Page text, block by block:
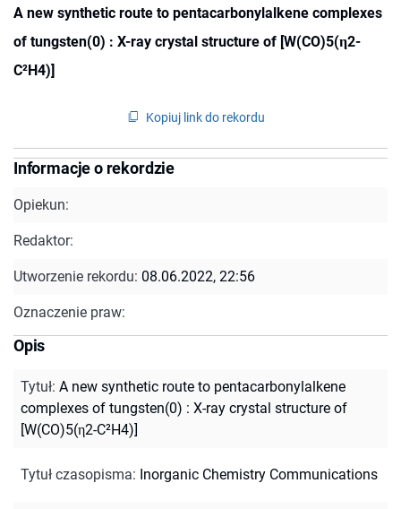
A new synthetic route to pentacarbonylalkene complexes
of tungsten(0) : X-ray crystal structure of [W(CO)5(η2-
C²H4)]
Kopiuj link do rekordu
Informacje o rekordzie
Opiekun:
Redaktor:
Utworzenie rekordu: 08.06.2022, 22:56
Oznaczenie praw:
Opis
Tytuł: A new synthetic route to pentacarbonylalkene
complexes of tungsten(0) : X-ray crystal structure of
[W(CO)5(η2-C²H4)]
Tytuł czasopisma: Inorganic Chemistry Communications